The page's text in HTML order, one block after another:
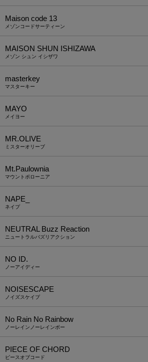
Maison code 13
メゾンコードサーティーン
MAISON SHUN ISHIZAWA
メゾン シュン イシザワ
masterkey
マスターキー
MAYO
メイヨー
MR.OLIVE
ミスターオリーブ
Mt.Paulownia
マウントポローニア
NAPE_
ネイプ
NEUTRAL Buzz Reaction
ニュートラルバズリアクション
NO ID.
ノーアイディー
NOISESCAPE
ノイズスケイプ
No Rain No Rainbow
ノーレインノーレインボー
PIECE OF CHORD
ピースオブコード